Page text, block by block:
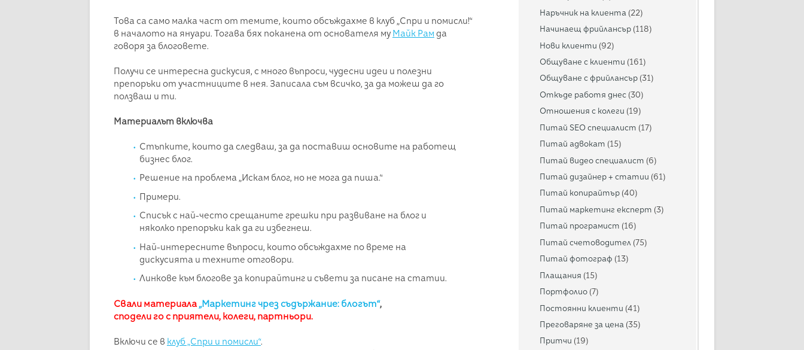
Това са само малка част от темите, които обсъждахме в клуб „Спри и помисли!“
в началото на януари. Тогава бях поканена от основателя му Майк Рам да
говоря за блоговете.
Получи се интересна дискусия, с много въпроси, чудесни идеи и полезни
препоръки от участниците в нея. Записала съм всичко, за да можеш да го
ползваш и ти.
Материалът включва
Стъпките, които да следваш, за да поставиш основите на работещ
бизнес блог.
Решение на проблема „Искам блог, но не мога да пиша.“
Примери.
Списък с най-често срещаните грешки при развиване на блог и
няколко препоръки как да ги избегнеш.
Най-интересните въпроси, които обсъждахме по време на
дискусията и техните отговори.
Линкове към блогове за копирайтинг и съвети за писане на статии.
Свали материала„Маркетинг чрез съдържание: блогът“,
сподели го с приятели, колеги, партньори.
Включи се в клуб „Спри и помисли“.
Наръчник на клиента (22)
Начинаещ фрийлансър (118)
Нови клиенти (92)
Общуване с клиенти (161)
Общуване с фрийлансър (31)
Откъде работя днес (30)
Отношения с колеги (19)
Питай SEO специалист (17)
Питай адвокат (15)
Питай видео специалист (6)
Питай дизайнер + статии (61)
Питай копирайтър (40)
Питай маркетинг експерт (3)
Питай програмист (16)
Питай счетоводител (75)
Питай фотограф (13)
Плащания (15)
Портфолио (7)
Постоянни клиенти (41)
Преговаряне за цена (35)
Притчи (19)